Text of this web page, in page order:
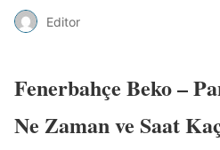
Editor
Fenerbahçe Beko –
Ne Zaman ve Saat